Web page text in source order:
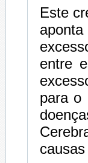
Este
entre
para o